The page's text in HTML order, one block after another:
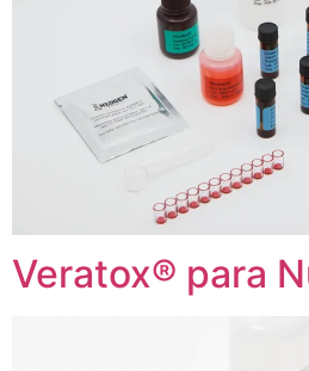
Veratox® para